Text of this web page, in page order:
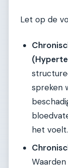
Let op de
spreken
het voelt.